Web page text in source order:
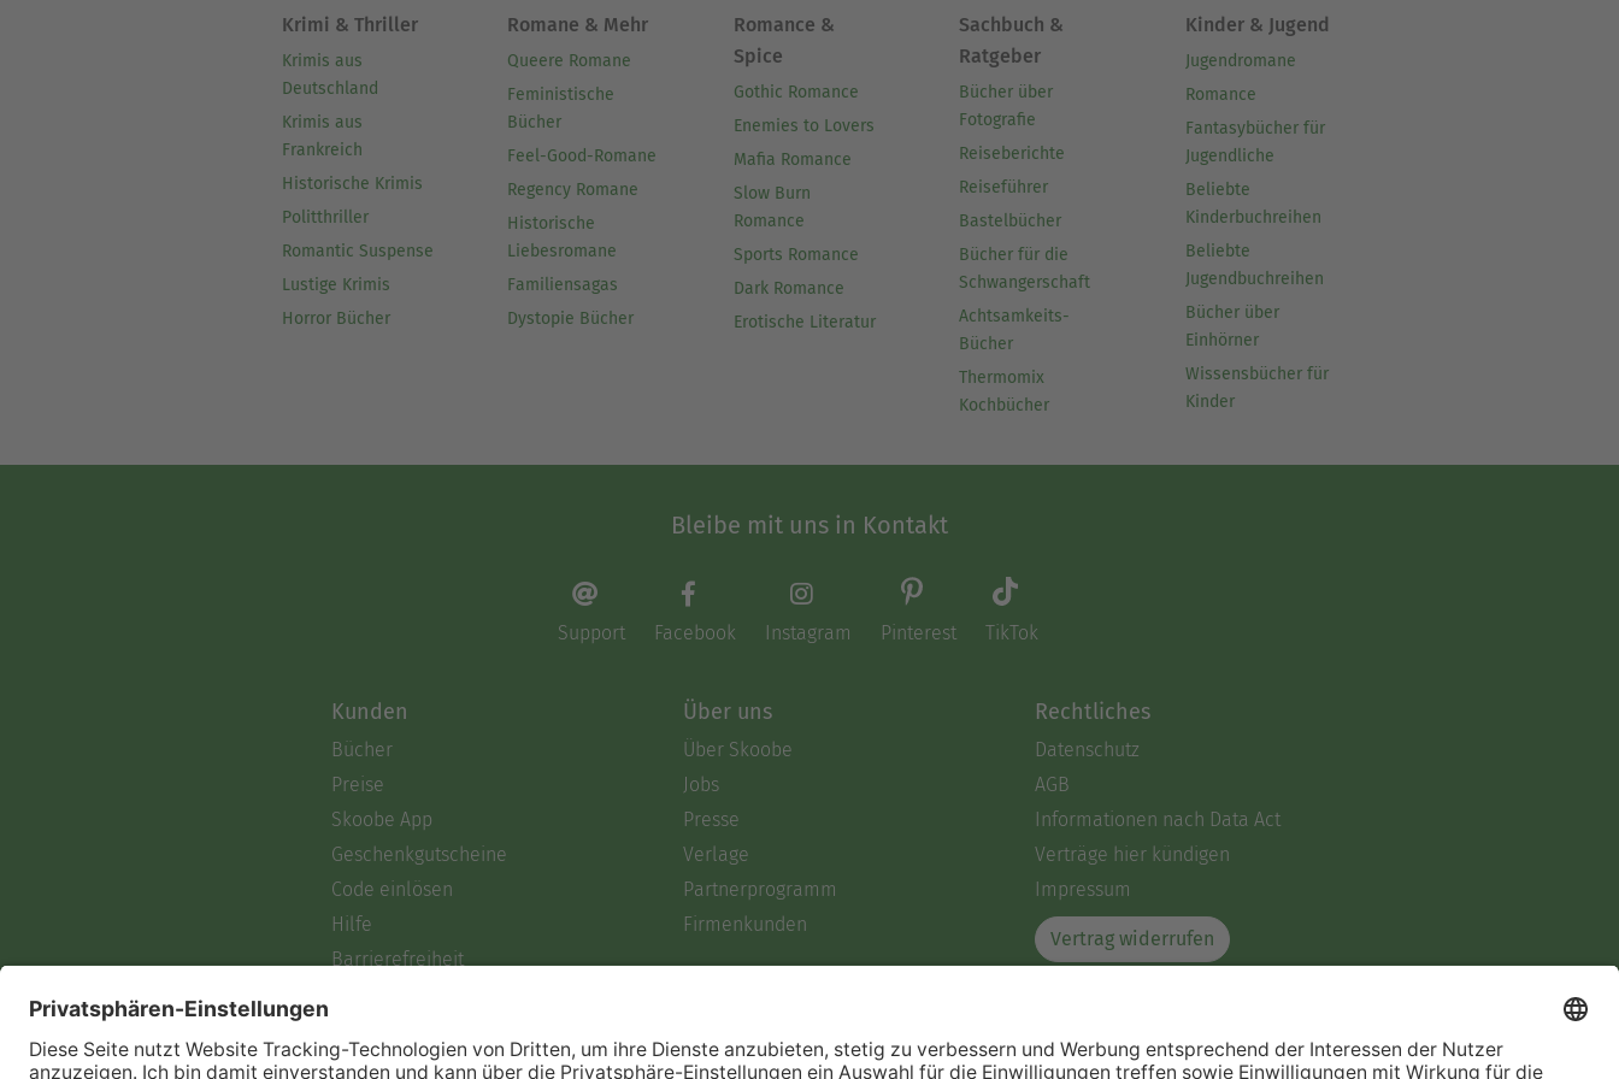
Krimi & Thriller
Krimis aus
Deutschland
Krimis aus
Frankreich
Historische Krimis
Politthriller
Romantic Suspense
Lustige Krimis
Horror Bücher
Romane & Mehr
Queere Romane
Feministische
Bücher
Feel-Good-Romane
Regency Romane
Historische
Liebesromane
Familiensagas
Dystopie Bücher
Romance &
Spice
Gothic Romance
Enemies to Lovers
Mafia Romance
Slow Burn
Romance
Sports Romance
Dark Romance
Erotische Literatur
Sachbuch &
Ratgeber
Bücher über
Fotografie
Reiseberichte
Reiseführer
Bastelbücher
Bücher für die
Schwangerschaft
Achtsamkeits-
Bücher
Thermomix
Kochbücher
Kinder & Jugend
Jugendromane
Romance
Fantasybücher für
Jugendliche
Beliebte
Kinderbuchreihen
Beliebte
Jugendbuchreihen
Bücher über
Einhörner
Wissensbücher für
Kinder
Bleibe mit uns in Kontakt
Support Facebook Instagram Pinterest TikTok
Kunden
Bücher
Preise
Skoobe App
Geschenkgutscheine
Code einlösen
Hilfe
Barrierefreiheit
Über uns
Über Skoobe
Jobs
Presse
Verlage
Partnerprogramm
Firmenkunden
Rechtliches
Datenschutz
AGB
Informationen nach Data Act
Verträge hier kündigen
Impressum
Vertrag widerrufen